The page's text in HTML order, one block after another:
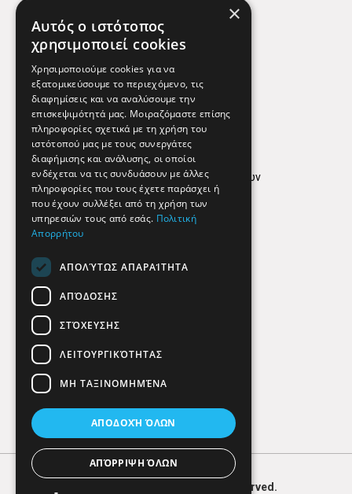
Χρήσιμα Τηλέφωνα
Εφημερεύοντα Φαρμακεία
Απόρρητο
Όροι Χρήσης
Πολιτική προστασίας δεδομένων
Findhere
Social Media
HERE. All Rights Reserved.
×
Αυτός ο ιστότοπος
χρησιμοποιεί cookies
Χρησιμοποιούμε cookies για να
εξατομικεύσουμε το περιεχόμενο, τις
διαφημίσεις και να αναλύσουμε την
επισκεψιμότητά μας. Μοιραζόμαστε επίσης
πληροφορίες σχετικά με τη χρήση του
ιστότοπού μας με τους συνεργάτες
διαφήμισης και ανάλυσης, οι οποίοι
ενδέχεται να τις συνδυάσουν με άλλες
πληροφορίες που τους έχετε παράσχει ή
που έχουν συλλέξει από τη χρήση των
υπηρεσιών τους από εσάς. Πολιτική
Απορρήτου
ΑΠΟΛΎΤΩΣ ΑΠΑΡΑΊΤΗΤΑ
ΑΠΌΔΟΣΗΣ
ΣΤΌΧΕΥΣΗΣ
ΛΕΙΤΟΥΡΓΙΚΌΤΗΤΑΣ
ΜΗ ΤΑΞΙΝΟΜΗΜΈΝΑ
ΑΠΟΔΟΧΉ ΌΛΩΝ
ΑΠΌΡΡΙΨΗ ΌΛΩΝ